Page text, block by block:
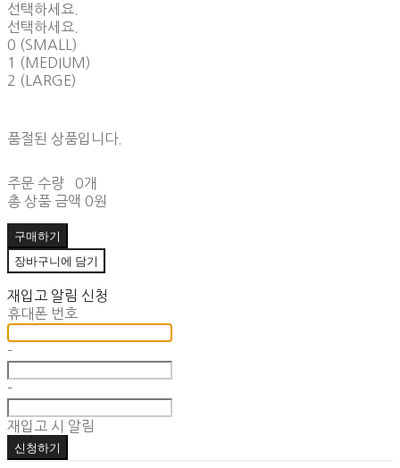
선택하세요.
선택하세요.
0 (SMALL)
1 (MEDIUM)
2 (LARGE)
품절된 상품입니다.
주문 수량
0개
총 상품 금액 0원
구매하기
장바구니에 담기
재입고 알림 신청
휴대폰 번호
-
-
재입고 시 알림
신청하기